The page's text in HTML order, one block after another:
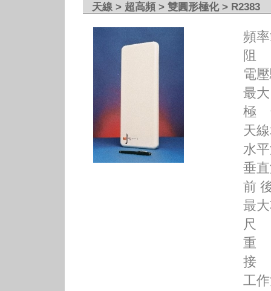
天線 > 超高頻 > 雙圓形極化> R2383
頻
阻
電
最
極
天
水
垂
前
最
尺
重
接
工